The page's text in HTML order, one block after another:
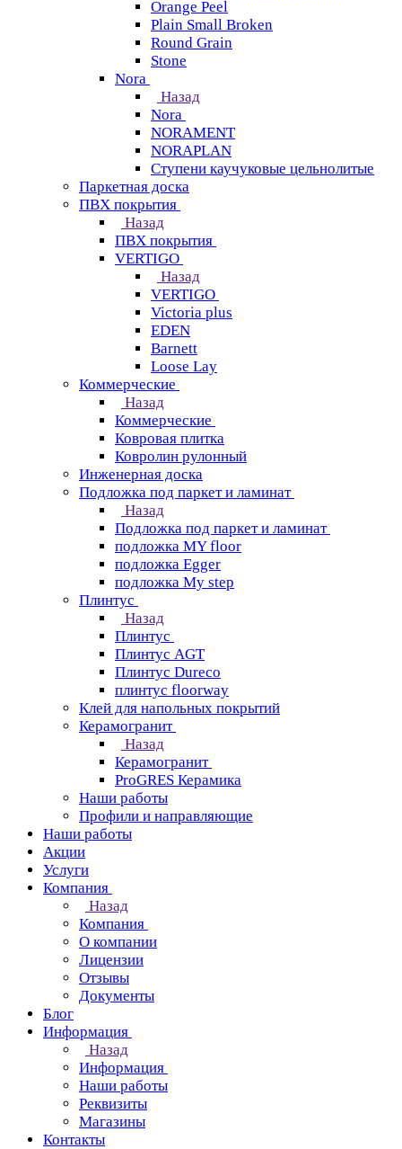
Orange Peel
Plain Small Broken
Round Grain
Stone
Nora
Назад
Nora
NORAMENT
NORAPLAN
Ступени каучуковые цельнолитые
Паркетная доска
ПВХ покрытия
Назад
ПВХ покрытия
VERTIGO
Назад
VERTIGO
Victoria plus
EDEN
Barnett
Loose Lay
Коммерческие
Назад
Коммерческие
Ковровая плитка
Ковролин рулонный
Инженерная доска
Подложка под паркет и ламинат
Назад
Подложка под паркет и ламинат
подложка MY floor
подложка Egger
подложка My step
Плинтус
Назад
Плинтус
Плинтус AGT
Плинтус Dureco
плинтус floorway
Клей для напольных покрытий
Керамогранит
Назад
Керамогранит
ProGRES Керамика
Наши работы
Профили и направляющие
Наши работы
Акции
Услуги
Компания
Назад
Компания
О компании
Лицензии
Отзывы
Документы
Блог
Информация
Назад
Информация
Наши работы
Реквизиты
Магазины
Контакты